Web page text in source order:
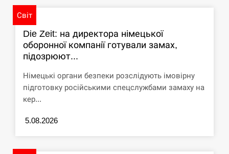
11:53
СЕРПЕНЬ
У зоопарку Токіо через спеку загинули три
СЕРПЕНЬ
11:23
Россияне ударили “Бардеролями” по Харькову,
Світ
Die Zeit: на директора німецької
оборонної компанії готували замах,
підозрюют...
Німецькі органи безпеки розслідують імовірну
підготовку російськими спецслужбами замаху на
кер...
5.08.2026